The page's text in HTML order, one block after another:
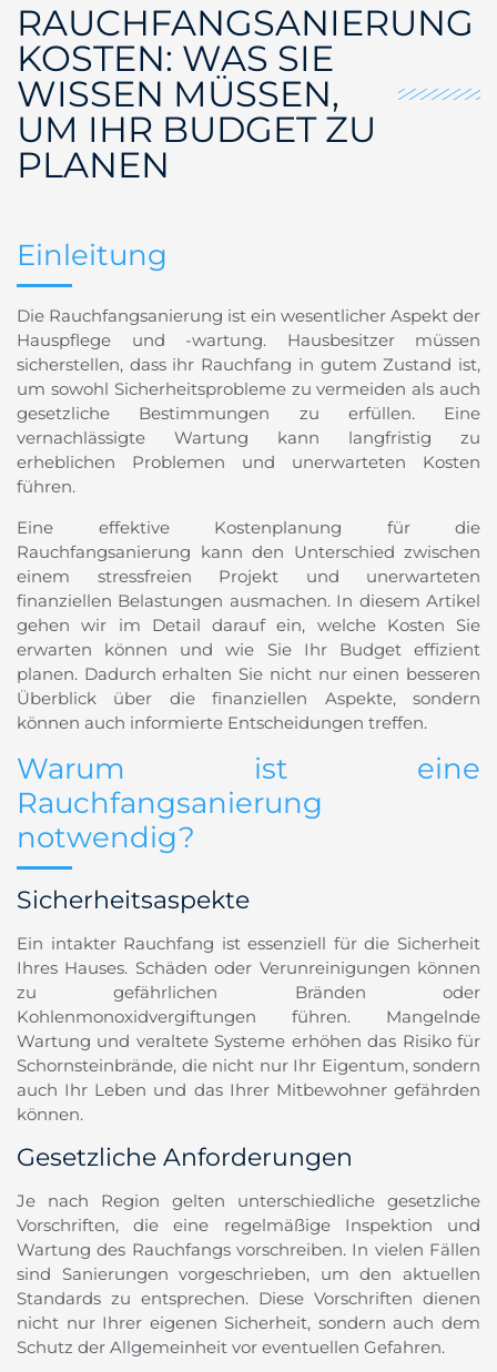
RAUCHFANGSANIERUNG
KOSTEN: WAS SIE
WISSEN MÜSSEN,
UM IHR BUDGET ZU
PLANEN
Einleitung
Die Rauchfangsanierung ist ein wesentlicher Aspekt der
Hauspflege und -wartung. Hausbesitzer müssen
sicherstellen, dass ihr Rauchfang in gutem Zustand ist,
um sowohl Sicherheitsprobleme zu vermeiden als auch
gesetzliche Bestimmungen zu erfüllen. Eine
vernachlässigte Wartung kann langfristig zu
erheblichen Problemen und unerwarteten Kosten
führen.
Eine effektive Kostenplanung für die
Rauchfangsanierung kann den Unterschied zwischen
einem stressfreien Projekt und unerwarteten
finanziellen Belastungen ausmachen. In diesem Artikel
gehen wir im Detail darauf ein, welche Kosten Sie
erwarten können und wie Sie Ihr Budget effizient
planen. Dadurch erhalten Sie nicht nur einen besseren
Überblick über die finanziellen Aspekte, sondern
können auch informierte Entscheidungen treffen.
Warum ist eine
Rauchfangsanierung
notwendig?
Sicherheitsaspekte
Ein intakter Rauchfang ist essenziell für die Sicherheit
Ihres Hauses. Schäden oder Verunreinigungen können
zu gefährlichen Bränden oder
Kohlenmonoxidvergiftungen führen. Mangelnde
Wartung und veraltete Systeme erhöhen das Risiko für
Schornsteinbrände, die nicht nur Ihr Eigentum, sondern
auch Ihr Leben und das Ihrer Mitbewohner gefährden
können.
Gesetzliche Anforderungen
Je nach Region gelten unterschiedliche gesetzliche
Vorschriften, die eine regelmäßige Inspektion und
Wartung des Rauchfangs vorschreiben. In vielen Fällen
sind Sanierungen vorgeschrieben, um den aktuellen
Standards zu entsprechen. Diese Vorschriften dienen
nicht nur Ihrer eigenen Sicherheit, sondern auch dem
Schutz der Allgemeinheit vor eventuellen Gefahren.